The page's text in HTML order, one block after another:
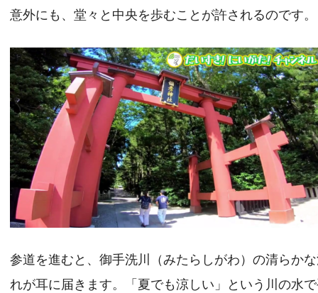
意外にも、堂々と中央を歩むことが許されるのです。
参道を進むと、御手洗川（みたらしがわ）の清らか
れが耳に届きます。「夏でも涼しい」という川の水